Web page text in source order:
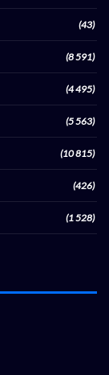
(43)
(8 591)
(4 495)
(5 563)
(10 815)
(426)
(1 528)